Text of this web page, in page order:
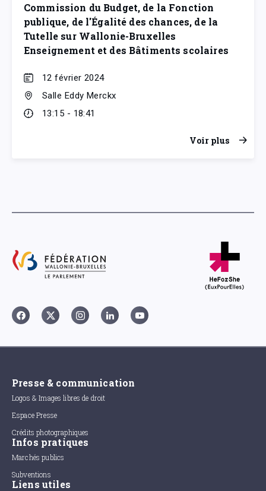
Commission du Budget, de la Fonction
publique, de l'Égalité des chances, de la
Tutelle sur Wallonie-Bruxelles
Enseignement et des Bâtiments scolaires
12 février 2024
Salle Eddy Merckx
13:15 - 18:41
Voir plus
Presse & communication
Logos & Images libres de droit
Espace Presse
Crédits photographiques
Infos pratiques
Marchés publics
Subventions
Liens utiles